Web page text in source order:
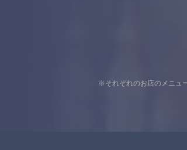
※それぞれのお店のメニュ